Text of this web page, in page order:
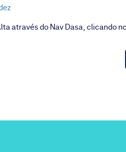
através do Nav Dasa, clicando